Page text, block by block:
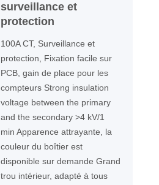
surveillance et
protection
100A CT, Surveillance et
protection, Fixation facile sur
PCB, gain de place pour les
compteurs Strong insulation
voltage between the primary
and the secondary >4 kV/1
min Apparence attrayante, la
couleur du boîtier est
disponible sur demande Grand
trou intérieur, adapté à tous